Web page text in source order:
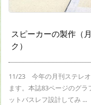
スピーカーの製作（
ク）
11/23 今年の月刊ステレ
ます。本誌83ページのグ
ットバスレフ設計してみ ...